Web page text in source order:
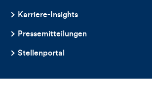
Karriere-Insights
Pressemitteilungen
Stellenportal